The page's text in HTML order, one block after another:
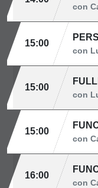
con
15:00
con
15:00
con
15:00
con
16:00
con